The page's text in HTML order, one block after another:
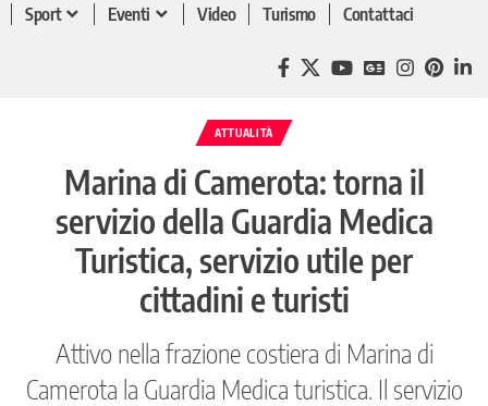
Sport
Eventi Video Turismo Contattaci
ATTUALITÀ
Marina di Camerota: torna il
servizio della Guardia Medica
Turistica, servizio utile per
cittadini e turisti
Attivo nella frazione costiera di Marina di
Camerota la Guardia Medica turistica. Il servizio